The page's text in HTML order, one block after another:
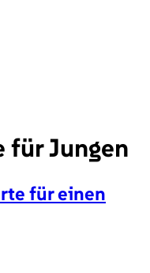
für Jungen
für einen